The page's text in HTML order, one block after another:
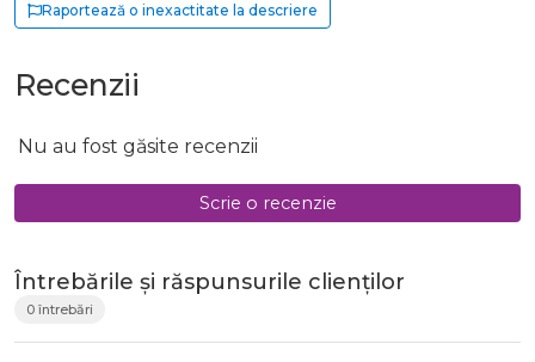
Raportează o inexactitate la descriere
Recenzii
Nu au fost găsite recenzii
Scrie o recenzie
Întrebările și răspunsurile clienților
0 întrebări